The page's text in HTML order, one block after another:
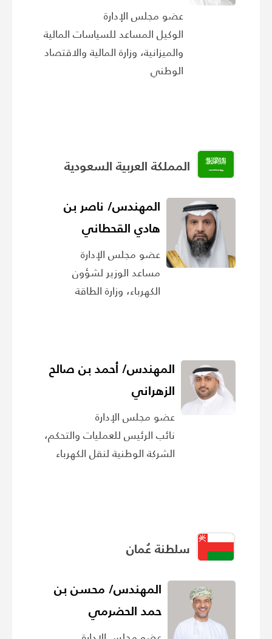
عضو مجلس الإدارة
الوكيل المساعد للسياسات المالية
والميزانية، وزارة المالية والاقتصاد
الوطني
المملكة العربية السعودية
المهندس/ ناصر بن
هادي القحطاني
عضو مجلس الإدارة
مساعد الوزير لشؤون
الكهرباء، وزارة الطاقة
المهندس/ أحمد بن صالح
الزهراني
عضو مجلس الإدارة
نائب الرئيس للعمليات والتحكم،
الشركة الوطنية لنقل الكهرباء
سلطنة عُمان
المهندس/ محسن بن
حمد الحضرمي